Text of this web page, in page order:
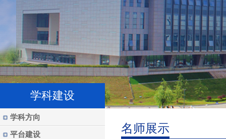
学科建设
学科方向
平台建设 名师展示